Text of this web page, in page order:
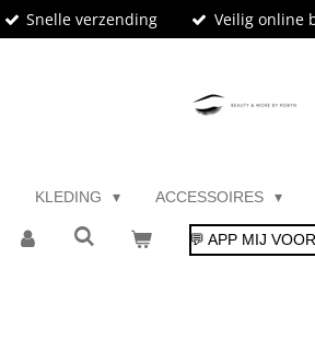
Snelle verzending Veilig online
KLEDING ACCESSOIRES
💬 APP MIJ